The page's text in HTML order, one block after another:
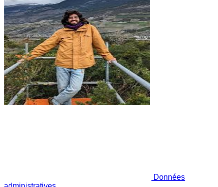
Données